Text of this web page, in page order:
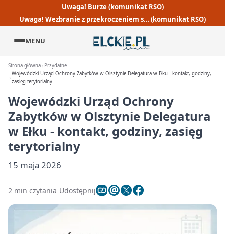
Uwaga! Burze (komunikat RSO)
Uwaga! Wezbranie z przekroczeniem s… (komunikat RSO)
MENU
Strona główna
Przydatne
Wojewódzki Urząd Ochrony Zabytków w Olsztynie Delegatura w Ełku - kontakt, godziny,
zasięg terytorialny
Wojewódzki Urząd Ochrony
Zabytków w Olsztynie Delegatura
w Ełku - kontakt, godziny, zasięg
terytorialny
15 maja 2026
2 min czytania Udostępnij